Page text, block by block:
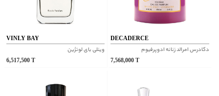
VINLY BAY
وینلی بای لونژین
6,517,500
DECADERCE
دکادرس امرالد زنانه ادوپرفیوم
7,568,000